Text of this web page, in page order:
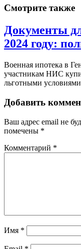
Смотрите также
Документы
2024 году:
Военная ипотека в
участникам НИС
льготными
Добавить
Ваш адрес email не
помечены *
Комментарий *
Имя *